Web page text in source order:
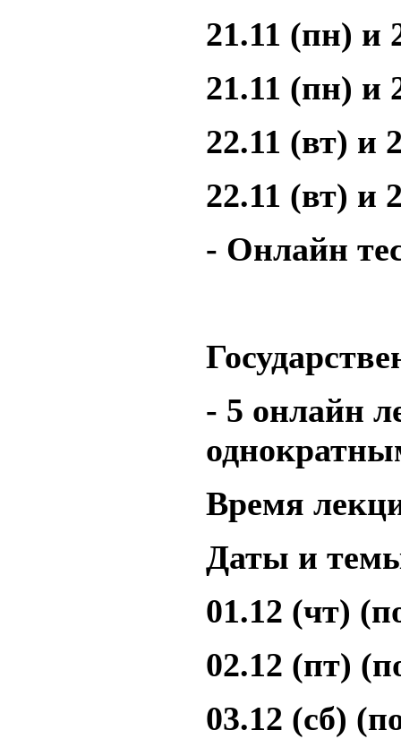
21.11 (пн) и
21.11 (пн) и
22.11 (вт) и
22.11 (вт) и
- Онлайн
- 5 онлайн
Время
Даты и
01.12 (чт)
02.12 (пт)
03.12 (сб)